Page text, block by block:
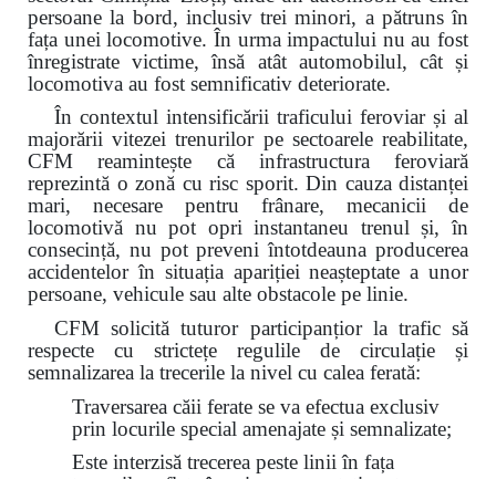
persoane la bord, inclusiv trei minori, a pătruns în
fața unei locomotive. În urma impactului nu au fost
înregistrate victime, însă atât automobilul, cât și
locomotiva au fost semnificativ deteriorate.
În contextul intensificării traficului feroviar și al
majorării vitezei trenurilor pe sectoarele reabilitate,
CFM reamintește că infrastructura feroviară
reprezintă o zonă cu risc sporit. Din cauza distanței
mari, necesare pentru frânare, mecanicii de
locomotivă nu pot opri instantaneu trenul și, în
consecință, nu pot preveni întotdeauna producerea
accidentelor în situația apariției neașteptate a unor
persoane, vehicule sau alte obstacole pe linie.
CFM solicită tuturor participanțior la trafic să
respecte cu strictețe regulile de circulație și
semnalizarea la trecerile la nivel cu calea ferată:
Traversarea căii ferate se va efectua exclusiv
prin locurile special amenajate și semnalizate;
Este interzisă trecerea peste linii în fața